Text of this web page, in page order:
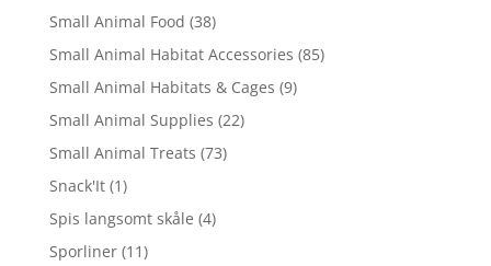
Small Animal Food (38)
Small Animal Habitat Accessories (85)
Small Animal Habitats & Cages (9)
Small Animal Supplies (22)
Small Animal Treats (73)
Snack'It (1)
Spis langsomt skåle (4)
Sporliner (11)